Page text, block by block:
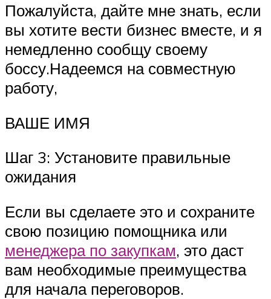
Пожалуйста, дайте мне знать, если
вы хотите вести бизнес вместе, и я
немедленно сообщу своему
боссу.Надеемся на совместную
работу,
ВАШЕ ИМЯ
Шаг 3: Установите правильные
ожидания
Если вы сделаете это и сохраните
свою позицию помощника или
менеджера по закупкам, это даст
вам необходимые преимущества
для начала переговоров.